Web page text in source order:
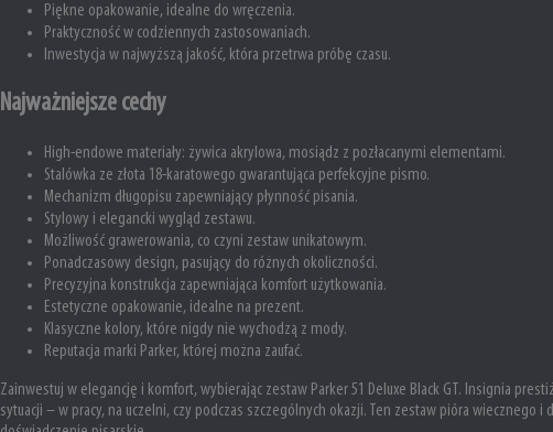
Piękne opakowanie, idealne do wręczenia.
Praktyczność w codziennych zastosowaniach.
Inwestycja w najwyższą jakość, która przetrwa próbę czasu.
Najważniejsze cechy
High-endowe materiały: żywica akrylowa, mosiądz z pozłacanymi elementami.
Stalówka ze złota 18-karatowego gwarantująca perfekcyjne pismo.
Mechanizm długopisu zapewniający płynność pisania.
Stylowy i elegancki wygląd zestawu.
Możliwość grawerowania, co czyni zestaw unikatowym.
Ponadczasowy design, pasujący do różnych okoliczności.
Precyzyjna konstrukcja zapewniająca komfort użytkowania.
Estetyczne opakowanie, idealne na prezent.
Klasyczne kolory, które nigdy nie wychodzą z mody.
Reputacja marki Parker, której można zaufać.
Zainwestuj w elegancję i komfort, wybierając zestaw Parker 51 Deluxe Black GT. Insignia
sytuacji – w pracy, na uczelni, czy podczas szczególnych okazji. Ten zestaw pióra wiecznego